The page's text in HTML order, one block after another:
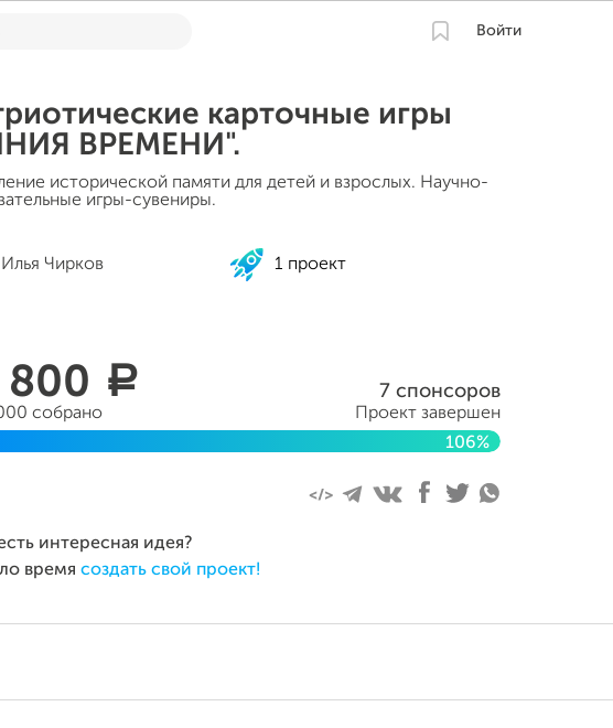
Войти
карточные игры
ВРЕМЕНИ".
исторической памяти для детей и взрослых. Научно-
игры-сувениры.
Илья Чирков 1 проект
800 a
собрано
7 спонсоров
Проект завершен
106%
интересная идея?
время создать свой проект!